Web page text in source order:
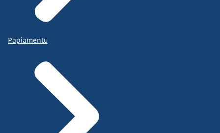
Papiamentu